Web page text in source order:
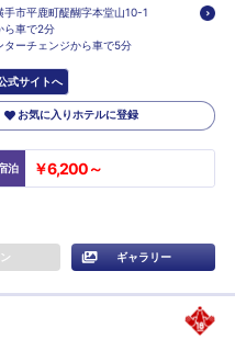
手市平鹿町醍醐字本堂山10-1
ら車で2分
ターチェンジから車で5分
式サイトへ
お気に入りホテルに登録
泊 ￥6,200～
ギャラリー